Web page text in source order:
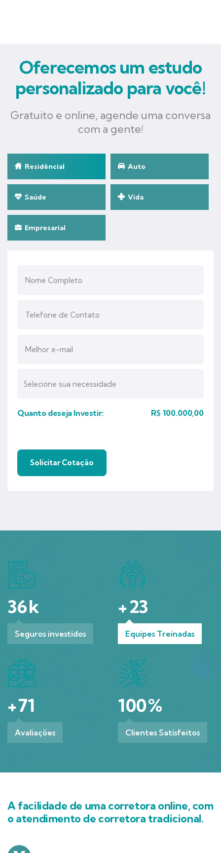
Oferecemos um estudo
personalizado para você!
Gratuito e online, agende uma conversa
com a gente!
Residêncial Auto
Saúde Vida
Empresarial
Quanto deseja Investir: R$ 100.000,00
36k
Seguros investidos
+23
Equipes Treinadas
+71
Avaliações
100%
Clientes Satisfeitos
A facilidade de uma corretora online, com
o atendimento de corretora tradicional.